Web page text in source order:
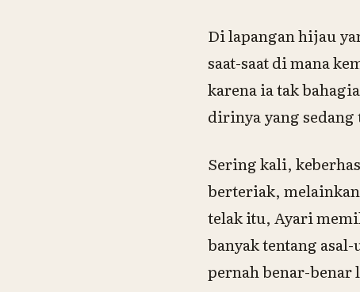
Di lapangan hijau
saat-saat di mana
karena ia tak
dirinya yang
Sering kali,
berteriak, melainkan
telak itu, Ayari
banyak tentang
pernah benar-benar